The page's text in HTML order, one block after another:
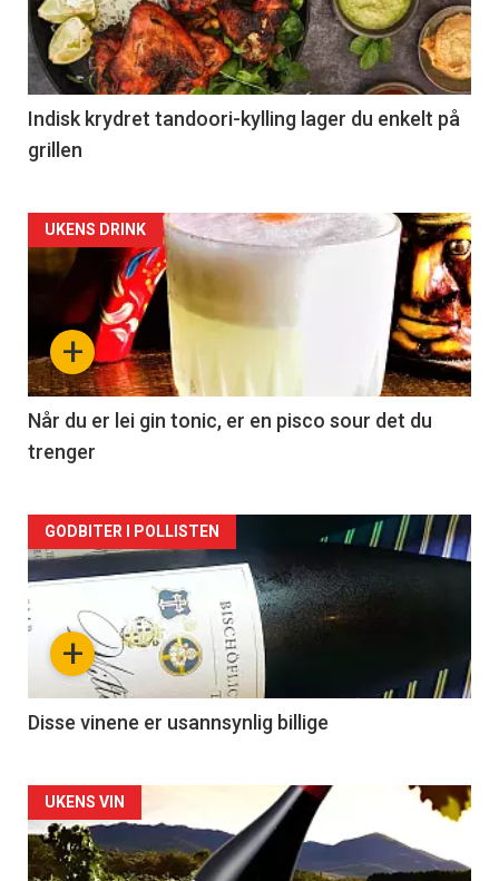
Indisk krydret tandoori-kylling lager du enkelt på
grillen
Forsiden
akkurat
nå
-
2
+
UKENS DRINK
Når du er lei gin tonic, er en pisco sour det du
trenger
Forsiden
akkurat
nå
3
+
GODBITER I POLLISTEN
Disse vinene er usannsynlig billige
Forsiden
akkurat
UKENS VIN